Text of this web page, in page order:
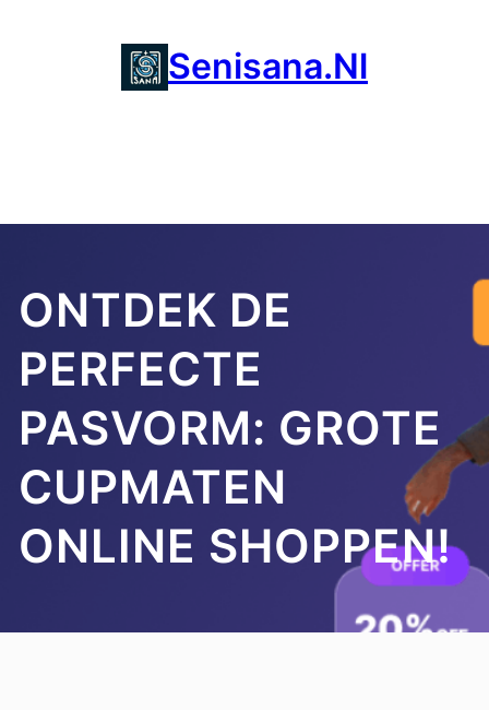
Senisana.nl
ONTDEK DE
PERFECTE
PASVORM: GROTE
CUPMATEN
ONLINE SHOPPEN!